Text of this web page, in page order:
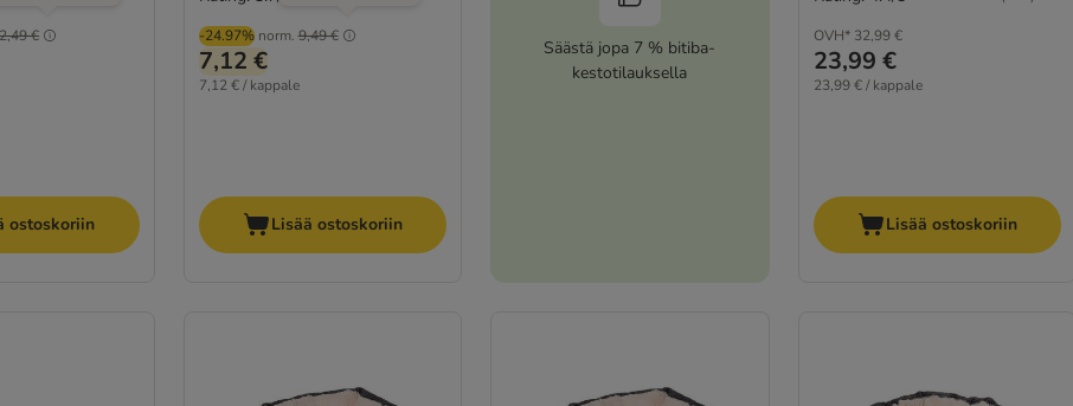
€
ostoskoriin
-24.97% norm. 9,49 €
7,12 €
7,12 € / kappale
Lisää ostoskoriin
Säästä jopa 7 % bitiba-
kestotilauksella
OVH* 32,99 €
23,99 €
23,99 € / kappale
Lisää ostoskoriin